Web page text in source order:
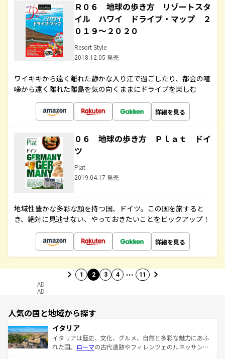
Ｒ０６ 地球の歩き方 リゾートスタ
イル ハワイ ドライブ・マップ ２
０１９～２０２０
Resort Style
2018.12.05 発売
ワイキキから遠く離れた静かな入り江で過ごしたり、都会の喧
噪から遠く離れた離島を気の向くままにドライブを楽しむ
詳細を見る
０６ 地球の歩き方 Ｐｌａｔ ドイ
ツ
Plat
2019.04.17 発売
地域性豊かな多彩な顔を持つ国、ドイツ。この国を旅すると
き、絶対に見逃せない、やっておきたいことをピックアップ！
詳細を見る
1 2 3 4 … 11
AD
AD
人気の国と地域から探す
イタリア
イタリアは歴史、文化、グルメ、自然と多彩な魅力にあふ
れた国。 ローマの古代遺跡やフィレンツェのルネッサンス